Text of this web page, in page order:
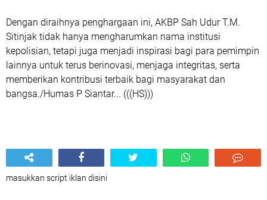
Dengan diraihnya penghargaan ini, AKBP Sah Udur T.M.
Sitinjak tidak hanya mengharumkan nama institusi
kepolisian, tetapi juga menjadi inspirasi bagi para pemimpin
lainnya untuk terus berinovasi, menjaga integritas, serta
memberikan kontribusi terbaik bagi masyarakat dan
bangsa./Humas P Siantar... (((HS)))
masukkan script iklan disini